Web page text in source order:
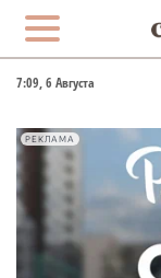
7:09, 6 Августа
РЕКЛАМА